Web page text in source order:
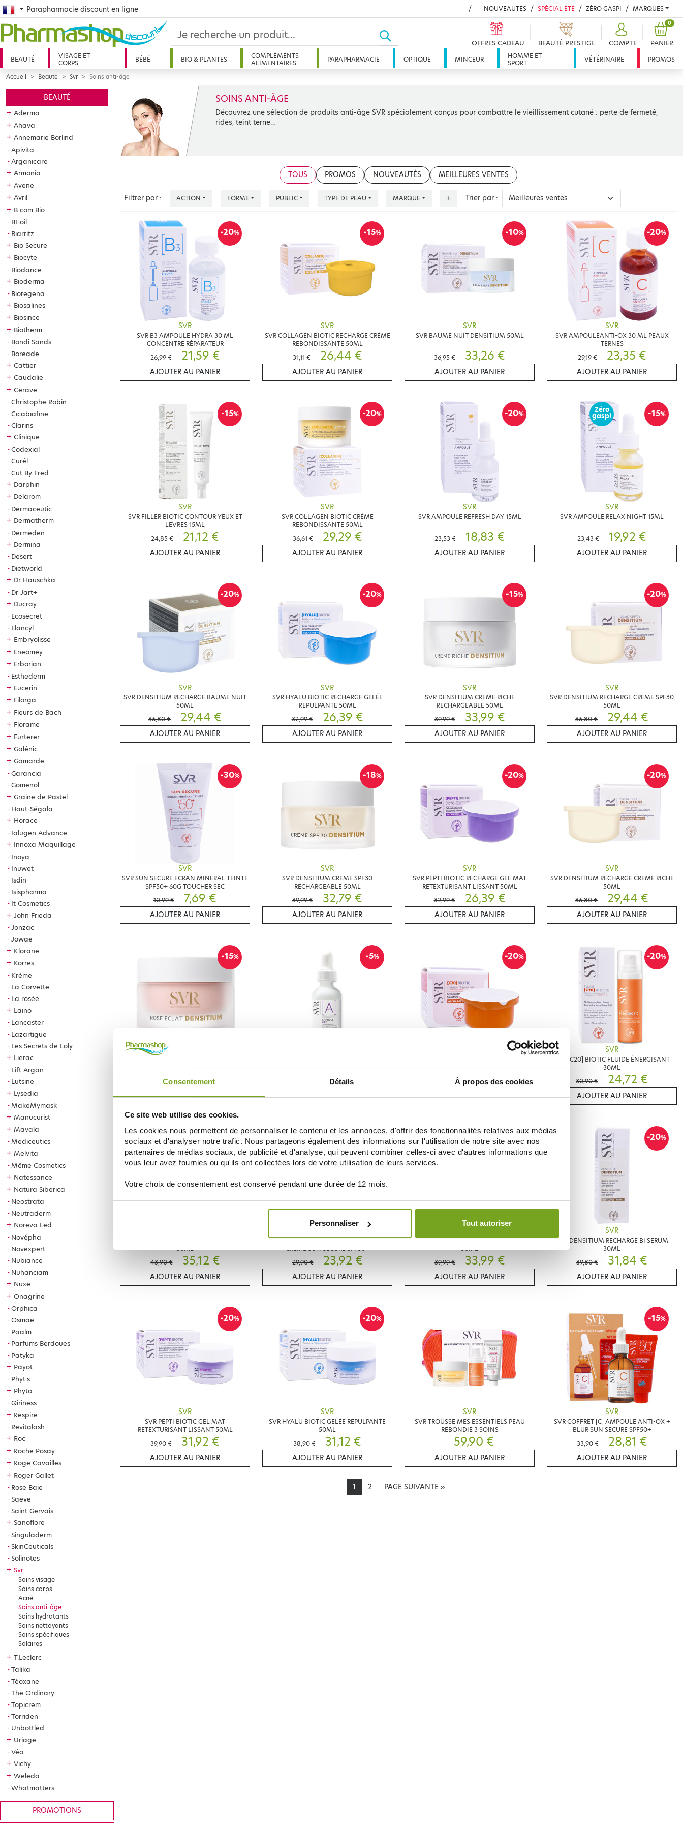
Consentement Détails À propos des cookies
Ce site web utilise des cookies.
Les cookies nous permettent de personnaliser le contenu et les annonces, d'offrir des fonctionnalités relatives aux médias
sociaux et d'analyser notre trafic. Nous partageons également des informations sur l'utilisation de notre site avec nos
partenaires de médias sociaux, de publicité et d'analyse, qui peuvent combiner celles-ci avec d'autres informations que
vous leur avez fournies ou qu'ils ont collectées lors de votre utilisation de leurs services.
Votre choix de consentement est conservé pendant une durée de 12 mois.
Personnaliser Tout autoriser
French
Parapharmacie discount en ligne NOUVEAUTÉS SPÉCIAL ÉTÉ ZÉRO GASPI MARQUES
OFFRES CADEAU BEAUTÉ PRESTIGE COMPTE PANIER
0
BEAUTÉ
VISAGE ET
CORPS
BÉBÉ BIO & PLANTES
COMPLÉMENTS
ALIMENTAIRES
PARAPHARMACIE OPTIQUE MINCEUR
HOMME ET
SPORT
VÉTÉRINAIRE PROMOS
Accueil Beauté Svr Soins anti-âge
BEAUTÉ
+ Aderma
+ Ahava
+ Annemarie Borlind
Apivita
Arganicare
+ Armonia
+ Avene
+ Avril
+ B com Bio
BI-oil
Biarritz
+ Bio Secure
+ Biocyte
Biodance
+ Bioderma
Bioregena
+ Biosalines
+ Biosince
+ Biotherm
Bondi Sands
Boreade
+ Cattier
+ Caudalie
+ Cerave
Christophe Robin
Cicabiafine
Clarins
+ Clinique
Codexial
Curél
Cut By Fred
+ Darphin
+ Delarom
Dermaceutic
+ Dermatherm
Dermeden
+ Dermina
Desert
Dietworld
+ Dr Hauschka
Dr Jart+
+ Ducray
Ecosecret
Elancyl
+ Embryolisse
+ Eneomey
+ Erborian
Esthederm
+ Eucerin
+ Filorga
+ Fleurs de Bach
+ Florame
+ Furterer
+ Galénic
+ Gamarde
Garancia
Gomenol
+ Graine de Pastel
Haut-Ségala
+ Horace
Ialugen Advance
+ Innoxa Maquillage
Inoya
Inuwet
Isdin
Isispharma
It Cosmetics
+ John Frieda
Jonzac
Jowae
+ Klorane
+ Korres
Krème
La Corvette
La rosée
+ Laino
Lancaster
Lazartigue
Les Secrets de Loly
+ Lierac
Lift Argan
Lutsine
+ Lysedia
MakeMymask
+ Manucurist
+ Mavala
Mediceutics
+ Melvita
Même Cosmetics
+ Natessance
+ Natura Siberica
Neostrata
Neutraderm
+ Noreva Led
Novépha
Novexpert
Nubiance
Nuhanciam
+ Nuxe
+ Onagrine
Orphica
Osmae
Paalm
Parfums Berdoues
Patyka
+ Payot
Phyt's
+ Phyto
Qiriness
+ Respire
Revitalash
+ Roc
+ Roche Posay
+ Roge Cavailles
+ Roger Gallet
Rose Baie
Saeve
Saint Gervais
+ Sanoflore
Singuladerm
SkinCeuticals
Solinotes
+ Svr
Soins visage
Soins corps
Acné
Soins anti-âge
Soins hydratants
Soins nettoyants
Soins spécifiques
Solaires
+ T.Leclerc
Talika
Téoxane
The Ordinary
Topicrem
Torriden
Unbottled
+ Uriage
Véa
+ Vichy
+ Weleda
Whatmatters
PROMOTIONS
SOINS ANTI-ÂGE
Découvrez une sélection de produits anti-âge SVR spécialement conçus pour combattre le vieillissement cutané : perte de fermeté,
rides, teint terne…
TOUS PROMOS NOUVEAUTÉS MEILLEURES VENTES
Filtrer par : ACTION FORME PUBLIC TYPE DE PEAU MARQUE + Trier par :
-20%
SVR
SVR B3 AMPOULE HYDRA 30 ML
CONCENTRE RÉPARATEUR
26,99 €
21,59 €
AJOUTER AU PANIER
-15%
SVR
SVR COLLAGEN BIOTIC RECHARGE CRÈME
REBONDISSANTE 50ML
31,11 €
26,44 €
AJOUTER AU PANIER
-10%
SVR
SVR BAUME NUIT DENSITIUM 50ML
36,95 € 33,26 €
AJOUTER AU PANIER
-20%
SVR
SVR AMPOULEANTI-OX 30 ML PEAUX
TERNES
29,19 €
23,35 €
AJOUTER AU PANIER
-15%
SVR
SVR FILLER BIOTIC CONTOUR YEUX ET
LEVRES 15ML
24,85 €
21,12 €
AJOUTER AU PANIER
-20%
SVR
SVR COLLAGEN BIOTIC CRÈME
REBONDISSANTE 50ML
36,61 €
29,29 €
AJOUTER AU PANIER
-20%
SVR
SVR AMPOULE REFRESH DAY 15ML
23,53 € 18,83 €
AJOUTER AU PANIER
-15%
Zéro
gaspi
SVR
SVR AMPOULE RELAX NIGHT 15ML
23,43 € 19,92 €
AJOUTER AU PANIER
-20%
SVR
SVR DENSITIUM RECHARGE BAUME NUIT
50ML
36,80 €
29,44 €
AJOUTER AU PANIER
-20%
SVR
SVR HYALU BIOTIC RECHARGE GELÉE
REPULPANTE 50ML
32,99 €
26,39 €
AJOUTER AU PANIER
-15%
SVR
SVR DENSITIUM CREME RICHE
RECHARGEABLE 50ML
39,99 €
33,99 €
AJOUTER AU PANIER
-20%
SVR
SVR DENSITIUM RECHARGE CREME SPF30
50ML
36,80 €
29,44 €
AJOUTER AU PANIER
-30%
SVR
SVR SUN SECURE ECRAN MINERAL TEINTE
SPF50+ 60G TOUCHER SEC
10,99 €
7,69 €
AJOUTER AU PANIER
-18%
SVR
SVR DENSITIUM CREME SPF30
RECHARGEABLE 50ML
39,99 €
32,79 €
AJOUTER AU PANIER
-20%
SVR
SVR PEPTI BIOTIC RECHARGE GEL MAT
RETEXTURISANT LISSANT 50ML
32,99 €
26,39 €
AJOUTER AU PANIER
-20%
SVR
SVR DENSITIUM RECHARGE CREME RICHE
50ML
36,80 €
29,44 €
AJOUTER AU PANIER
-15%
RECHARGEABLE 50ML
39,99 €
33,99 €
AJOUTER AU PANIER
-5%
30ML
27,72 €
AJOUTER AU PANIER
-20%
UNIFORMISANTE 50ML
26,39 €
AJOUTER AU PANIER
-20%
SVR
SVR [C20] BIOTIC FLUIDE ÉNERGISANT
30ML
30,90 €
24,72 €
AJOUTER AU PANIER
-20%
30ML
43,90 €
35,12 €
AJOUTER AU PANIER
-20
SVR COFFRET B3 AMPOULE HYDRA +
CREME SUN SECURE SPF50+
29,90 €
23,92 €
AJOUTER AU PANIER
-15
SVR DENSITIUM CREME RECHARGEABLE
50ML
39,99 €
33,99 €
AJOUTER AU PANIER
-20%
SVR
SVR DENSITIUM RECHARGE BI SERUM
30ML
39,80 €
31,84 €
AJOUTER AU PANIER
-20%
SVR
SVR PEPTI BIOTIC GEL MAT
RETEXTURISANT LISSANT 50ML
39,90 €
31,92 €
AJOUTER AU PANIER
-20%
SVR
SVR HYALU BIOTIC GELÉE REPULPANTE
50ML
38,90 €
31,12 €
AJOUTER AU PANIER
SVR
SVR TROUSSE MES ESSENTIELS PEAU
REBONDIE 3 SOINS
59,90 €
AJOUTER AU PANIER
-15%
SVR
SVR COFFRET [C] AMPOULE ANTI-OX +
BLUR SUN SECURE SPF50+
33,90 €
28,81 €
AJOUTER AU PANIER
1 2 PAGE SUIVANTE »